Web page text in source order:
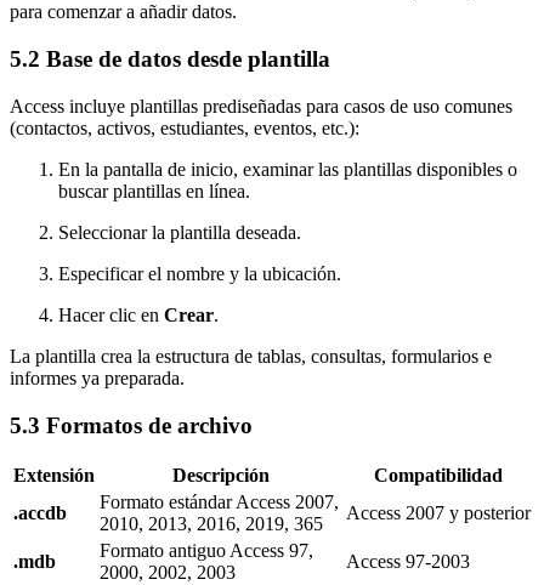
para comenzar a añadir datos.
5.2 Base de datos desde plantilla
Access incluye plantillas prediseñadas para casos de uso comunes
(contactos, activos, estudiantes, eventos, etc.):
En la pantalla de inicio, examinar las plantillas disponibles o
buscar plantillas en línea.
Seleccionar la plantilla deseada.
Especificar el nombre y la ubicación.
Hacer clic en Crear.
La plantilla crea la estructura de tablas, consultas, formularios e
informes ya preparada.
5.3 Formatos de archivo
Extensión Descripción
Compatibilidad
.accdb
Formato estándar Access 2007,
2010, 2013, 2016, 2019, 365
Access 2007 y posterior
.mdb
Formato antiguo Access 97,
2000, 2002, 2003
Access 97-2003